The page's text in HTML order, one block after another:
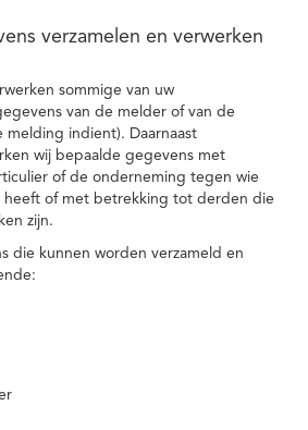
verzamelen en verwerken
sommige van uw
van de melder of van de
melding indient). Daarnaast
wij bepaalde gegevens met
of de onderneming tegen wie
heeft of met betrekking tot derden die
zijn.
die kunnen worden verzameld en